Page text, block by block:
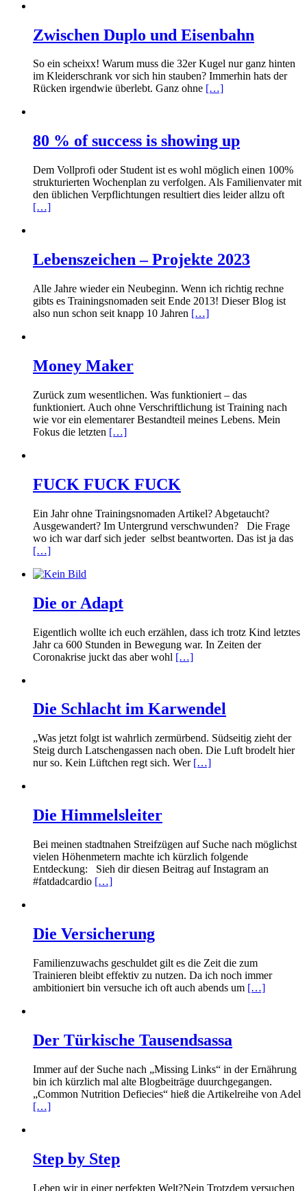
Zwischen Duplo und Eisenbahn
So ein scheixx! Warum muss die 32er Kugel nur ganz hinten
im Kleiderschrank vor sich hin stauben? Immerhin hats der
Rücken irgendwie überlebt. Ganz ohne […]
80 % of success is showing up
Dem Vollprofi oder Student ist es wohl möglich einen 100%
strukturierten Wochenplan zu verfolgen. Als Familienvater mit
den üblichen Verpflichtungen resultiert dies leider allzu oft
[…]
Lebenszeichen – Projekte 2023
Alle Jahre wieder ein Neubeginn. Wenn ich richtig rechne
gibts es Trainingsnomaden seit Ende 2013! Dieser Blog ist
also nun schon seit knapp 10 Jahren […]
Money Maker
Zurück zum wesentlichen. Was funktioniert – das
funktioniert. Auch ohne Verschriftlichung ist Training nach
wie vor ein elementarer Bestandteil meines Lebens. Mein
Fokus die letzten […]
FUCK FUCK FUCK
Ein Jahr ohne Trainingsnomaden Artikel? Abgetaucht?
Ausgewandert? Im Untergrund verschwunden? Die Frage
wo ich war darf sich jeder selbst beantworten. Das ist ja das
[…]
Die or Adapt
Eigentlich wollte ich euch erzählen, dass ich trotz Kind letztes
Jahr ca 600 Stunden in Bewegung war. In Zeiten der
Coronakrise juckt das aber wohl […]
Die Schlacht im Karwendel
„Was jetzt folgt ist wahrlich zermürbend. Südseitig zieht der
Steig durch Latschengassen nach oben. Die Luft brodelt hier
nur so. Kein Lüftchen regt sich. Wer […]
Die Himmelsleiter
Bei meinen stadtnahen Streifzügen auf Suche nach möglichst
vielen Höhenmetern machte ich kürzlich folgende
Entdeckung: Sieh dir diesen Beitrag auf Instagram an
#fatdadcardio […]
Die Versicherung
Familienzuwachs geschuldet gilt es die Zeit die zum
Trainieren bleibt effektiv zu nutzen. Da ich noch immer
ambitioniert bin versuche ich oft auch abends um […]
Der Türkische Tausendsassa
Immer auf der Suche nach „Missing Links“ in der Ernährung
bin ich kürzlich mal alte Blogbeiträge duurchgegangen.
„Common Nutrition Defiecies“ hieß die Artikelreihe von Adel
[…]
Step by Step
Leben wir in einer perfekten Welt?Nein Trotzdem versuchen